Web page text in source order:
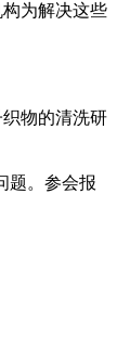
为解决这些
织物的清洗研
题。参会报